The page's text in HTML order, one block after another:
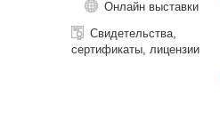
Онлайн выставки
Свидетельства,
сертификаты, лицензии